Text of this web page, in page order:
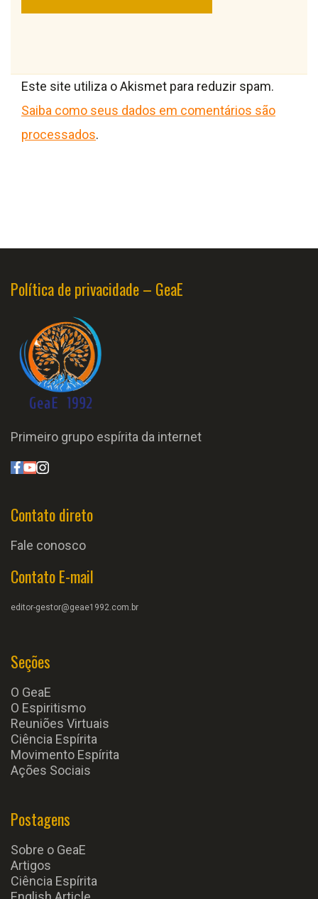
Este site utiliza o Akismet para reduzir spam.
Saiba como seus dados em comentários são
processados.
Política de privacidade – GeaE
Primeiro grupo espírita da internet
Contato direto
Fale conosco
Contato E-mail
editor-gestor@geae1992.com.br
Seções
O GeaE
O Espiritismo
Reuniões Virtuais
Ciência Espírita
Movimento Espírita
Ações Sociais
Postagens
Sobre o GeaE
Artigos
Ciência Espírita